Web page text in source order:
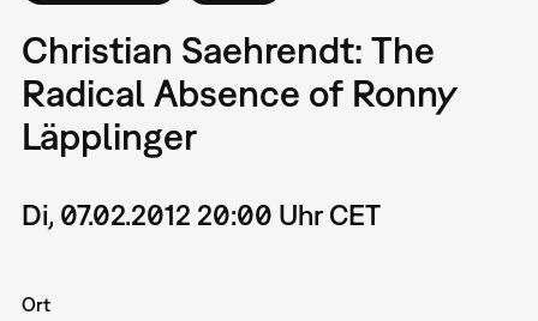
Christian Saehrendt: The
Radical Absence of Ronny
Läpplinger
Di, 07.02.2012 20:00 Uhr CET
Ort